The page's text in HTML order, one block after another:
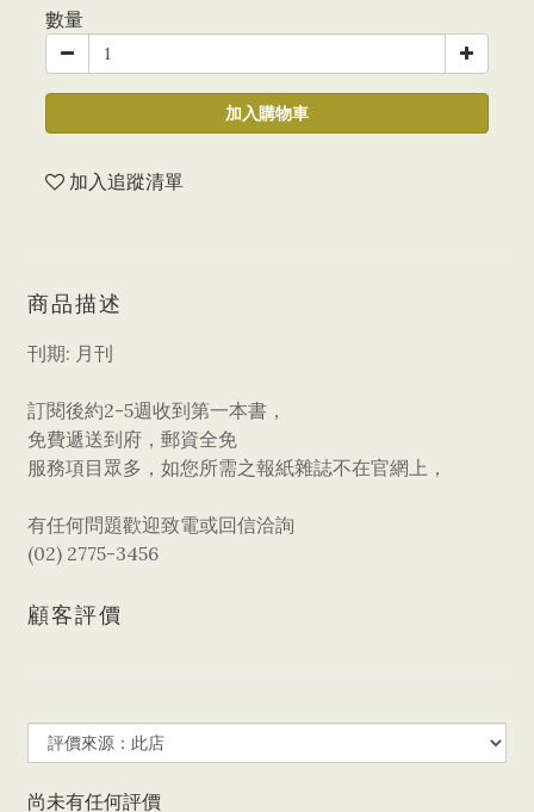
數量
加入購物車
加入追蹤清單
商品描述
刊期: 月刊
訂閱後約2-5週收到第一本書，
免費遞送到府，郵資全免
服務項目眾多，如您所需之報紙雜誌不在官網上，
有任何問題歡迎致電或回信洽詢
(02) 2775-3456
顧客評價
尚未有任何評價